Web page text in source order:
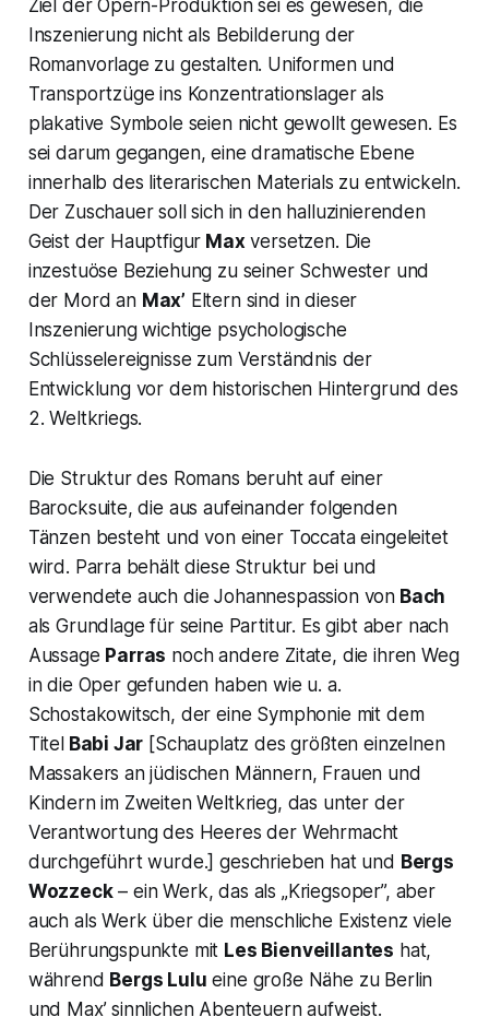
Ziel der Opern-Produktion sei es gewesen, die
Inszenierung nicht als Bebilderung der
Romanvorlage zu gestalten. Uniformen und
Transportzüge ins Konzentrationslager als
plakative Symbole seien nicht gewollt gewesen. Es
sei darum gegangen, eine dramatische Ebene
innerhalb des literarischen Materials zu entwickeln.
Der Zuschauer soll sich in den halluzinierenden
Geist der Hauptfigur Max versetzen. Die
inzestuöse Beziehung zu seiner Schwester und
der Mord an Max’ Eltern sind in dieser
Inszenierung wichtige psychologische
Schlüsselereignisse zum Verständnis der
Entwicklung vor dem historischen Hintergrund des
2. Weltkriegs.
Die Struktur des Romans beruht auf einer
Barocksuite, die aus aufeinander folgenden
Tänzen besteht und von einer Toccata eingeleitet
wird. Parra behält diese Struktur bei und
verwendete auch die Johannespassion von Bach
als Grundlage für seine Partitur. Es gibt aber nach
Aussage Parras noch andere Zitate, die ihren Weg
in die Oper gefunden haben wie u. a.
Schostakowitsch, der eine Symphonie mit dem
TitelBabi Jar [Schauplatz des größten einzelnen
Massakers an jüdischen Männern, Frauen und
Kindern im Zweiten Weltkrieg, das unter der
Verantwortung des Heeres der Wehrmacht
durchgeführt wurde.] geschrieben hat und Bergs
Wozzeck– ein Werk, das als „Kriegsoper”, aber
auch als Werk über die menschliche Existenz viele
Berührungspunkte mit Les Bienveillantes hat,
während Bergs Lulu eine große Nähe zu Berlin
und Max’ sinnlichen Abenteuern aufweist.